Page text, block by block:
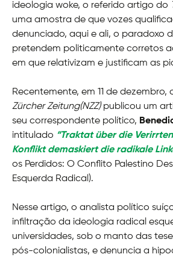
ideologia woke, o referido artigo do
uma amostra de que vozes
denunciado, aqui e ali, o paradoxo
pretendem politicamente corretos
em que relativizam e justificam as
Recentemente, em 11 de dezembro,
Zürcher Zeitung(NZZ)publicou um
seu correspondente político,
intitulado “Traktat über die
Konflikt demaskiert die radikale
os Perdidos: O Conflito Palestino
Esquerda Radical).
Nesse artigo, o analista político
infiltração da ideologia radical
universidades, sob o manto das
pós-colonialistas, e denuncia a